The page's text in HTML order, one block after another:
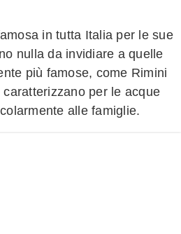
in tutta Italia per le sue
nulla da invidiare a quelle
più famose, come Rimini
per le acque
alle famiglie.